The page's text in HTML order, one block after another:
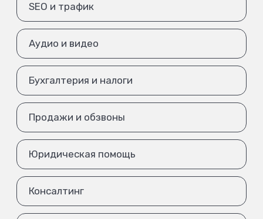
SEO и трафик
Аудио и видео
Бухгалтерия и налоги
Продажи и обзвоны
Юридическая помощь
Консалтинг